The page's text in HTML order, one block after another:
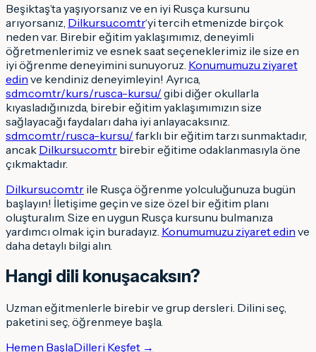
Beşiktaş’ta yaşıyorsanız ve en iyi Rusça kursunu
arıyorsanız, Dilkursu.com.tr‘yi tercih etmenizde birçok
neden var. Birebir eğitim yaklaşımımız, deneyimli
öğretmenlerimiz ve esnek saat seçeneklerimiz ile size en
iyi öğrenme deneyimini sunuyoruz. Konumumuzu ziyaret
edin ve kendiniz deneyimleyin! Ayrıca,
sdm.com.tr/kurs/rusca-kursu/ gibi diğer okullarla
kıyasladığınızda, birebir eğitim yaklaşımımızın size
sağlayacağı faydaları daha iyi anlayacaksınız.
sdm.com.tr/rusca-kursu/ farklı bir eğitim tarzı sunmaktadır,
ancak Dilkursu.com.tr birebir eğitime odaklanmasıyla öne
çıkmaktadır.
Dilkursu.com.tr ile Rusça öğrenme yolculuğunuza bugün
başlayın! İletişime geçin ve size özel bir eğitim planı
oluşturalım. Size en uygun Rusça kursunu bulmanıza
yardımcı olmak için buradayız. Konumumuzu ziyaret edin ve
daha detaylı bilgi alın.
Hangi dili konuşacaksın?
Uzman eğitmenlerle birebir ve grup dersleri. Dilini seç,
paketini seç, öğrenmeye başla.
Hemen BaşlaDilleri Keşfet →